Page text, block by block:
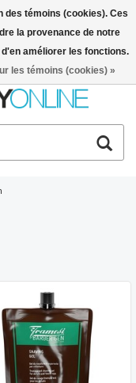
Français
des témoins (cookies). Ces
la provenance de notre
améliorer les fonctions.
les témoins (cookies) »